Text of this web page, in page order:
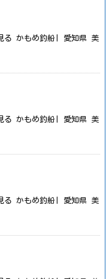
る かもめ釣船| 愛知県 美
る かもめ釣船| 愛知県 美
る かもめ釣船| 愛知県 美